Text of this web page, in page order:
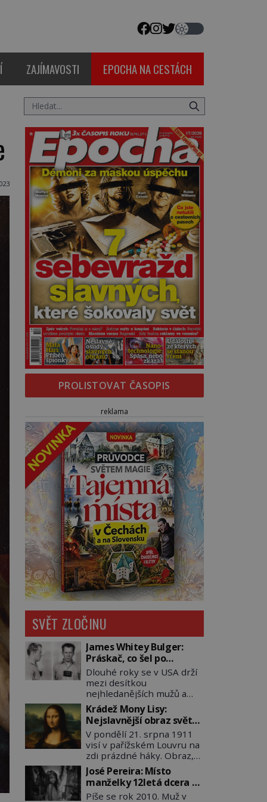
ZAJÍMAVOSTI EPOCHA NA CESTÁCH
PROLISTOVAT ČASOPIS
reklama
SVĚT ZLOČINU
James Whitey Bulger:
Práskač, co šel po
práskačích
Dlouhé roky se v USA drží
mezi desítkou
nejhledanějších mužů a
dopracuje to až na číslo
dvě – hned po Usámovi bin
Ládinovi (1957–2011). To je
James „Whitey“ Bulger
(1929–2018) viněný ze
spoluúčasti na 19
vraždách, vydírání a lichvy.
A samozřejmě, krom toho
je ještě drogový dealer,
Krádež Mony Lisy:
Nejslavnější obraz světa
zůstane dva roky
nezvěstný
V pondělí 21. srpna 1911
visí v pařížském Louvru na
zdi prázdné háky. Obraz,
který dnes zná celý svět, je
pryč. Zpočátku si nikdo
nemyslí, že jde o krádež.
Zaměstnanci jsou
José Pereira: Místo
manželky 12letá dcera –
a sousedi o všem vědí!
Píše se rok 2010. Muž v